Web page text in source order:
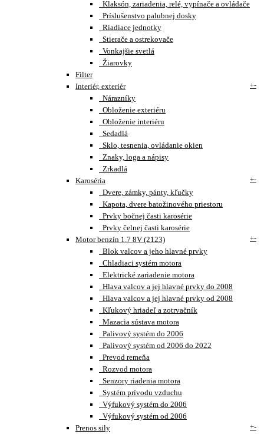
Klaksón, zariadenia, relé, vypínače a ovládače
Príslušenstvo palubnej dosky
Riadiace jednotky
Stierače a ostrekovače
Vonkajšie svetlá
Žiarovky
Filter
Interiér, exteriér
+-
Nárazníky
Obloženie exteriéru
Obloženie interiéru
Sedadlá
Sklo, tesnenia, ovládanie okien
Znaky, loga a nápisy
Zrkadlá
Karoséria
+-
Dvere, zámky, pánty, kľučky
Kapota, dvere batožinového priestoru
Prvky bočnej časti karosérie
Prvky čelnej časti karosérie
Motor benzín 1.7 8V (2123)
+-
Blok valcov a jeho hlavné prvky
Chladiaci systém motora
Elektrické zariadenie motora
Hlava valcov a jej hlavné prvky do 2008
Hlava valcov a jej hlavné prvky od 2008
Kľukový hriadeľ a zotrvačník
Mazacia sústava motora
Palivový systém do 2006
Palivový systém od 2006 do 2022
Prevod remeňa
Rozvod motora
Senzory riadenia motora
Systém prívodu vzduchu
Výfukový systém do 2006
Výfukový systém od 2006
Prenos sily
+-